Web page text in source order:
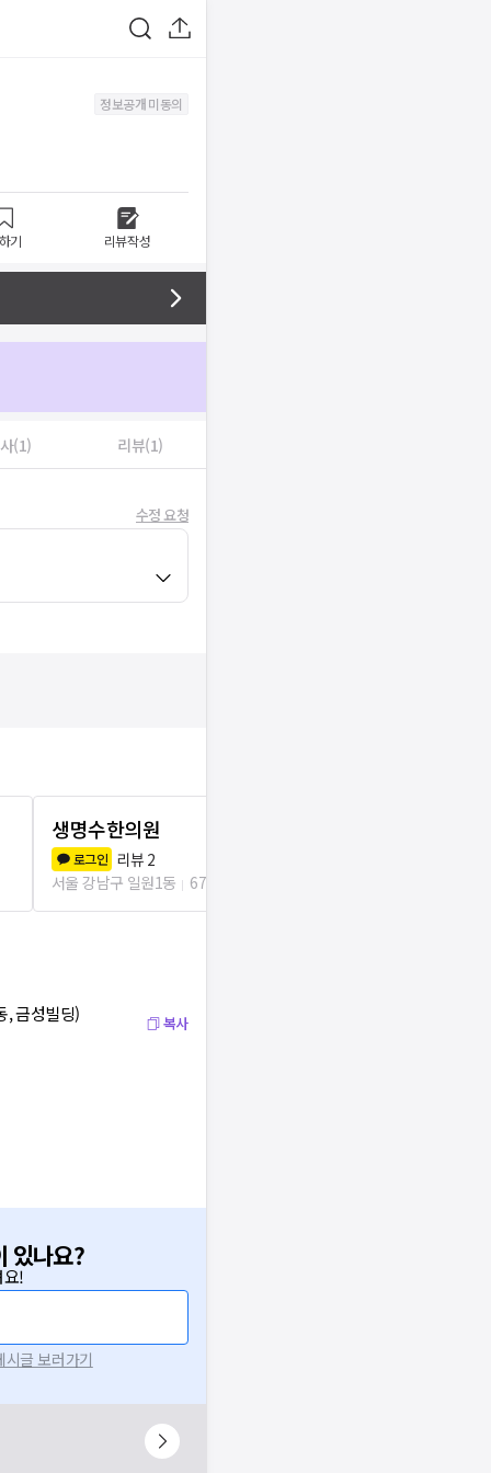
정보공개 미동의
기 리뷰작성
(1) 리뷰(1)
수정 요청
생명수한의원
로그인 리뷰 2
서울 강남구 일원1동
67m
, 금성빌딩) 복사
있나요?
요!
글 보러가기